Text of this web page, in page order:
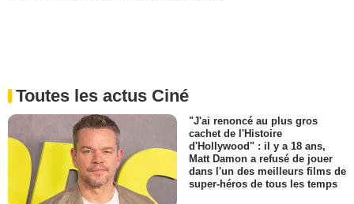
Toutes les actus Ciné
"J'ai renoncé au plus gros
cachet de l'Histoire
d'Hollywood" : il y a 18 ans,
Matt Damon a refusé de jouer
dans l'un des meilleurs films de
super-héros de tous les temps